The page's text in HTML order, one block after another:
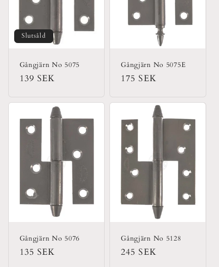
Slutsåld
Gångjärn No 5075
Ordinarie
139 SEK
Gångjärn No 5075E
Ordinarie
175 SEK
Gångjärn No 5076
Ordinarie
135 SEK
Gångjärn No 5128
Ordinarie
245 SEK